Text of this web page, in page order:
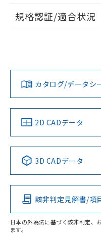
ログ
ダウンロードデータをご
みください。
ソフトウェアの使用条件
EU RoHS 注意事項・
対応済み
中国 RoHS 注意事項・
Pb Hg
O
規格認証/適合状況
カタログ/データシ
2D CADデータ
3D CADデータ
該非判定見解書/項
日本の外為法に基づく該非判定、
ます。